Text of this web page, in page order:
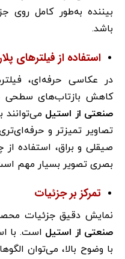
بیننده به‌طور کامل
باشد.
استفاده از فیلترهای
در عکاسی حرفه‌ای،
کاهش بازتاب‌های سطحی
صنعتی از استیل می‌توانند
تصاویر تمیزتر و
صیقلی و براق، استفاده
بصری تصویر بسیار مهم
تمرکز بر جزئیات
نمایش دقیق جزئیات
صنعتی از استیل است. با
با وضوح بالا، می‌توان